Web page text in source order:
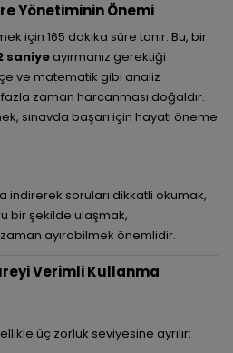
Yönetiminin Önemi
için 165 dakika süre tanır. Bu, bir
saniye ayırmanız gerektiği
ve matematik gibi analiz
zaman harcanması doğaldır.
sınavda başarı için hayati öneme
indirerek soruları dikkatli okumak,
bir şekilde ulaşmak,
ayırabilmek önemlidir.
Verimli Kullanma
üç zorluk seviyesine ayrılır: